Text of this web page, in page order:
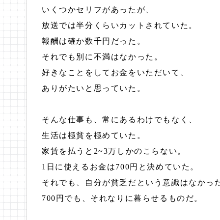
いくつかセリフがあったが、
放送では半分くらいカットされていた。
報酬は確か数千円だった。
それでも別に不満はなかった。
好きなことをしてお金をいただいて、
ありがたいと思っていた。
そんな仕事も、常にあるわけでもなく、
生活は極貧を極めていた。
家賃を払うと2~3万しかのこらない。
1日に使えるお金は700円と決めていた。
それでも、自分が貧乏だという意識はなかっ
700円でも、それなりに暮らせるものだ。